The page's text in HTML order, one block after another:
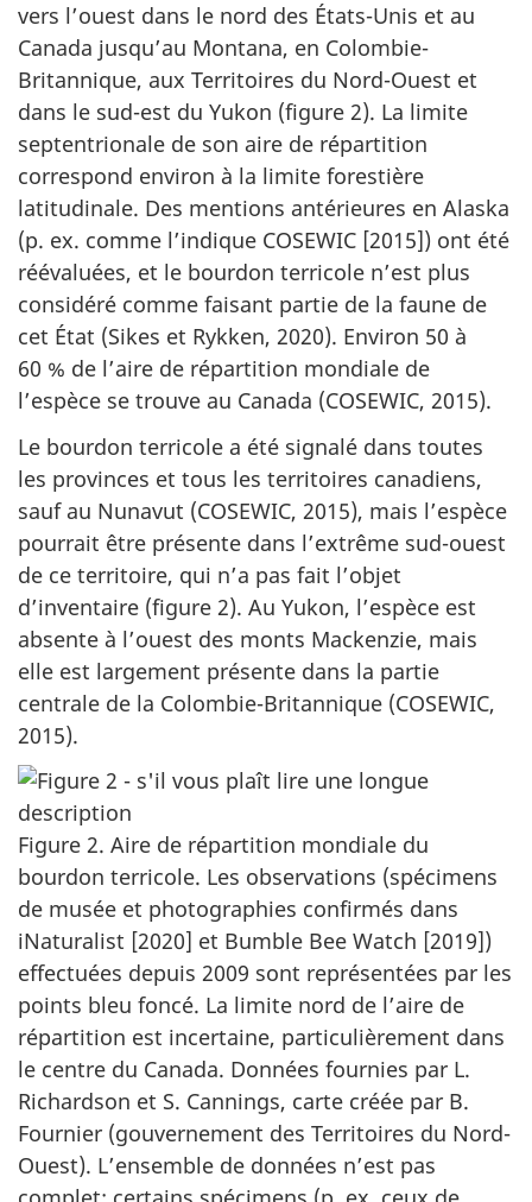
vers l’ouest dans le nord des États-Unis et au
Canada jusqu’au Montana, en Colombie-
Britannique, aux Territoires du Nord-Ouest et
dans le sud-est du Yukon (figure 2). La limite
septentrionale de son aire de répartition
correspond environ à la limite forestière
latitudinale. Des mentions antérieures en Alaska
(p. ex. comme l’indique COSEWIC [2015]) ont été
réévaluées, et le bourdon terricole n’est plus
considéré comme faisant partie de la faune de
cet État (Sikes et Rykken, 2020). Environ 50 à
60 % de l’aire de répartition mondiale de
l’espèce se trouve au Canada (COSEWIC, 2015).
Le bourdon terricole a été signalé dans toutes
les provinces et tous les territoires canadiens,
sauf au Nunavut (COSEWIC, 2015), mais l’espèce
pourrait être présente dans l’extrême sud-ouest
de ce territoire, qui n’a pas fait l’objet
d’inventaire (figure 2). Au Yukon, l’espèce est
absente à l’ouest des monts Mackenzie, mais
elle est largement présente dans la partie
centrale de la Colombie-Britannique (COSEWIC,
2015).
Figure 2. Aire de répartition mondiale du
bourdon terricole. Les observations (spécimens
de musée et photographies confirmés dans
iNaturalist [2020] et Bumble Bee Watch [2019])
effectuées depuis 2009 sont représentées par les
points bleu foncé. La limite nord de l’aire de
répartition est incertaine, particulièrement dans
le centre du Canada. Données fournies par L.
Richardson et S. Cannings, carte créée par B.
Fournier (gouvernement des Territoires du Nord-
Ouest). L’ensemble de données n’est pas